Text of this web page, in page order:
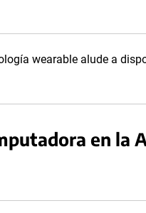
wearable alude a
en la